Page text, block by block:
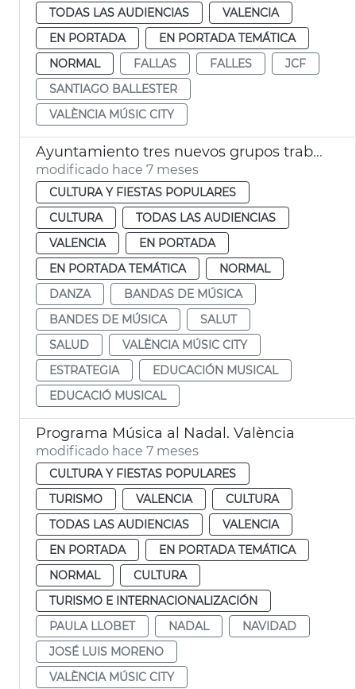
TODAS LAS AUDIENCIAS
VALENCIA
EN PORTADA
EN PORTADA TEMÁTICA
NORMAL
FALLAS FALLES
JCF
SANTIAGO BALLESTER
VALÈNCIA MÚSIC CITY
Ayuntamiento tres nuevos grupos trabajo València Music City
modificado hace 7 meses
CULTURA Y FIESTAS POPULARES
CULTURA
TODAS LAS AUDIENCIAS
VALENCIA
EN PORTADA
EN PORTADA TEMÁTICA
NORMAL
DANZA
BANDAS DE MÚSICA
BANDES DE MÚSICA
SALUT
SALUD
VALÈNCIA MÚSIC CITY
ESTRATEGIA
EDUCACIÓN MUSICAL
EDUCACIÓ MUSICAL
Programa Música al Nadal. València
modificado hace 7 meses
CULTURA Y FIESTAS POPULARES
TURISMO
VALENCIA
CULTURA
TODAS LAS AUDIENCIAS
VALENCIA
EN PORTADA
EN PORTADA TEMÁTICA
NORMAL
CULTURA
TURISMO E INTERNACIONALIZACIÓN
PAULA LLOBET
NADAL
NAVIDAD
JOSÉ LUIS MORENO
VALÈNCIA MÚSIC CITY